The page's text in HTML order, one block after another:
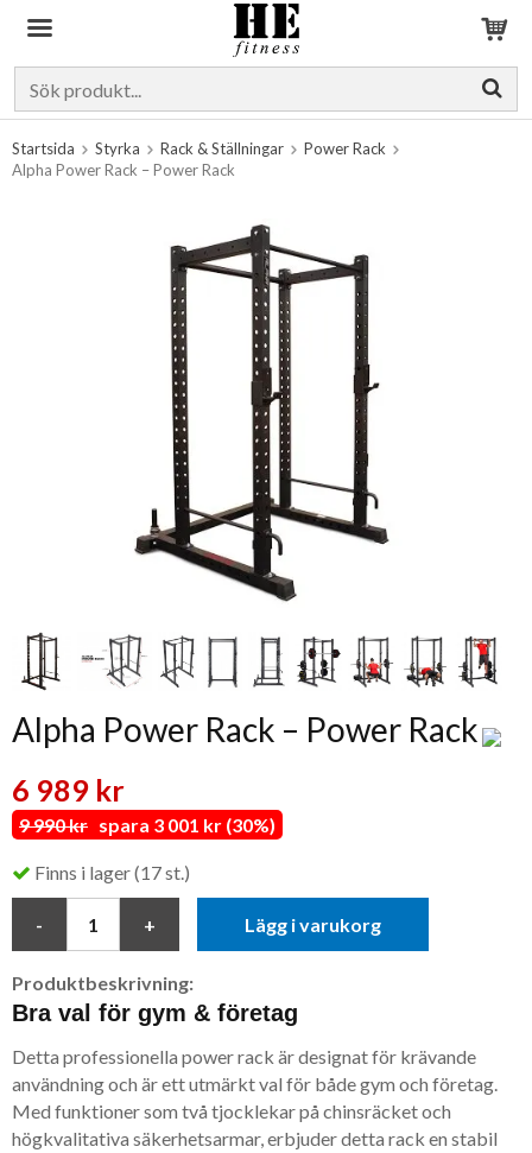
Startsida Styrka Rack & Ställningar
Power Rack
Alpha Power Rack – Power Rack
Alpha Power Rack – Power Rack
6 989 kr
9 990 kr spara 3 001 kr (30%)
Finns i lager (17 st.)
Lägg i varukorg
Produktbeskrivning:
Bra val för gym & företag
Detta professionella power rack är designat för krävande
användning och är ett utmärkt val för både gym och företag.
Med funktioner som två tjocklekar på chinsräcket och
högkvalitativa säkerhetsarmar, erbjuder detta rack en stabil